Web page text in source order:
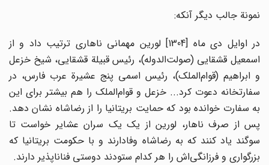
نمونة جالب دیگر آنکه:
در اوایل دی ماه [1304] لورین مهمانی ناهاری ترتیب داد و از
اسمعیل قشقایی (صولت‌الدوله)، رئیس قبیلة قشقایی، شیخ خزعل
و ابراهیم (قوام‌الملک)، رئیس اسمی پنج عشیرة عرب فارس، در
سفارتخانه دعوت کرد... خزعل و قوام‌الملک را هم بیشتر برای این
به سفارت خوانده بود که حمایت بریتانیا را از رضاشاه نشان دهد.
پس از صرف ناهار، لورین از یک یک سران عشایر خواست تا
سوگند یاد کنند که به رضاشاه وفادارند و با حکومت بریتانیا که
بزرگواری و فرزانگی‌اش را هر کدام ستودند دوستی فناناپذیر دارند.